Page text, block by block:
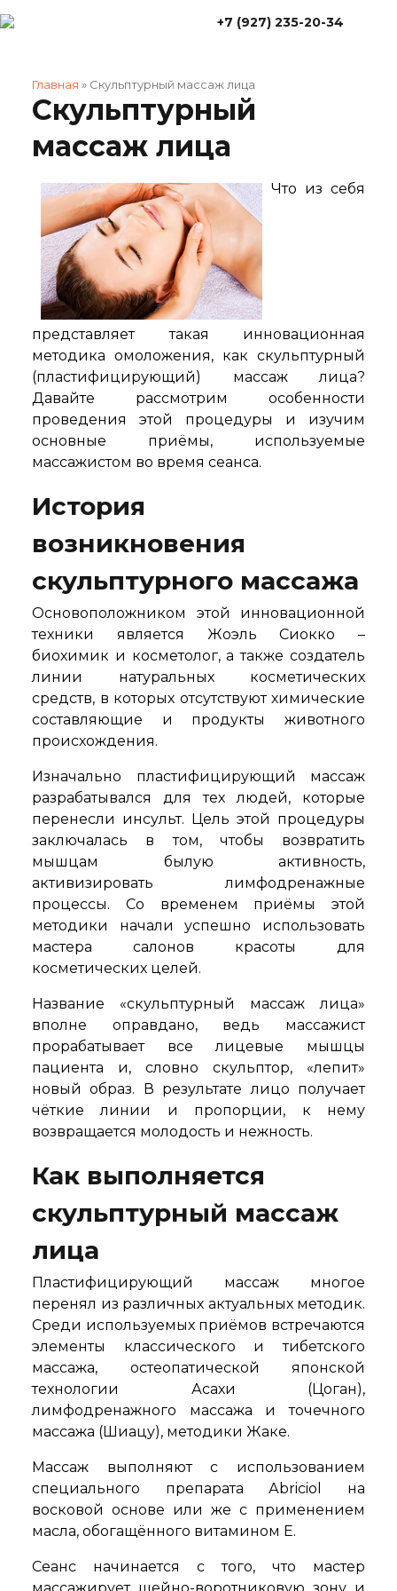
+7 (927) 235-20-34
Главная » Скульптурный массаж лица
Скульптурный
массаж лица
Что из себя
представляет такая инновационная
методика омоложения, как скульптурный
(пластифицирующий) массаж лица?
Давайте рассмотрим особенности
проведения этой процедуры и изучим
основные приёмы, используемые
массажистом во время сеанса.
История
возникновения
скульптурного массажа
Основоположником этой инновационной
техники является Жоэль Сиокко –
биохимик и косметолог, а также создатель
линии натуральных косметических
средств, в которых отсутствуют химические
составляющие и продукты животного
происхождения.
Изначально пластифицирующий массаж
разрабатывался для тех людей, которые
перенесли инсульт. Цель этой процедуры
заключалась в том, чтобы возвратить
мышцам былую активность,
активизировать лимфодренажные
процессы. Со временем приёмы этой
методики начали успешно использовать
мастера салонов красоты для
косметических целей.
Название «скульптурный массаж лица»
вполне оправдано, ведь массажист
прорабатывает все лицевые мышцы
пациента и, словно скульптор, «лепит»
новый образ. В результате лицо получает
чёткие линии и пропорции, к нему
возвращается молодость и нежность.
Как выполняется
скульптурный массаж
лица
Пластифицирующий массаж многое
перенял из различных актуальных методик.
Среди используемых приёмов встречаются
элементы классического и тибетского
массажа, остеопатической японской
технологии Асахи (Цоган),
лимфодренажного массажа и точечного
массажа (Шиацу), методики Жаке.
Массаж выполняют с использованием
специального препарата Аbriciol на
восковой основе или же с применением
масла, обогащённого витамином Е.
Сеанс начинается с того, что мастер